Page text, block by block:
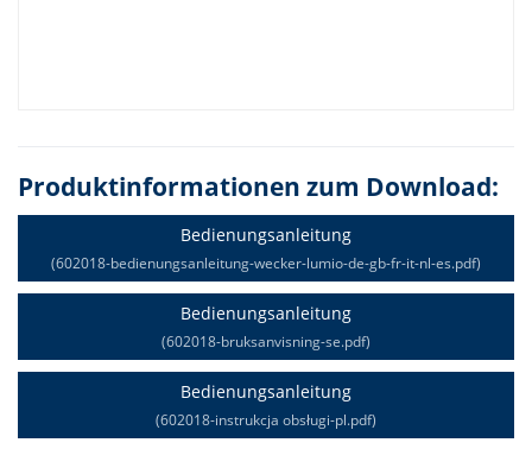
Produktinformationen zum Download:
Bedienungsanleitung
(602018-bedienungsanleitung-wecker-lumio-de-gb-fr-it-nl-es.pdf)
Bedienungsanleitung
(602018-bruksanvisning-se.pdf)
Bedienungsanleitung
(602018-instrukcja obsługi-pl.pdf)